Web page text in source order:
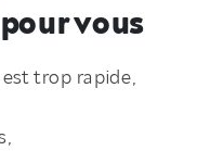
vous
est trop rapide,